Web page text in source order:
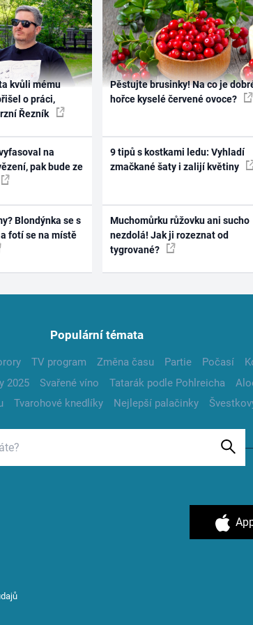
kvůli mému
o práci,
Řezník
na
pak bude ze
Blondýnka se s
fotí se na místě
Pěstujte brusinky! Na co je
hořce kyselé červené ovoce?
9 tipů s kostkami ledu: Vyhladí
zmačkané šaty i zalijí květiny
Muchomůrku růžovku ani sucho
nezdolá! Jak ji rozeznat od
tygrované?
Populární témata
TV program Změna času Partie Počasí
2025 Svařené víno Tatarák podle Pohlreicha
Tvarohové knedlíky Nejlepší palačinky